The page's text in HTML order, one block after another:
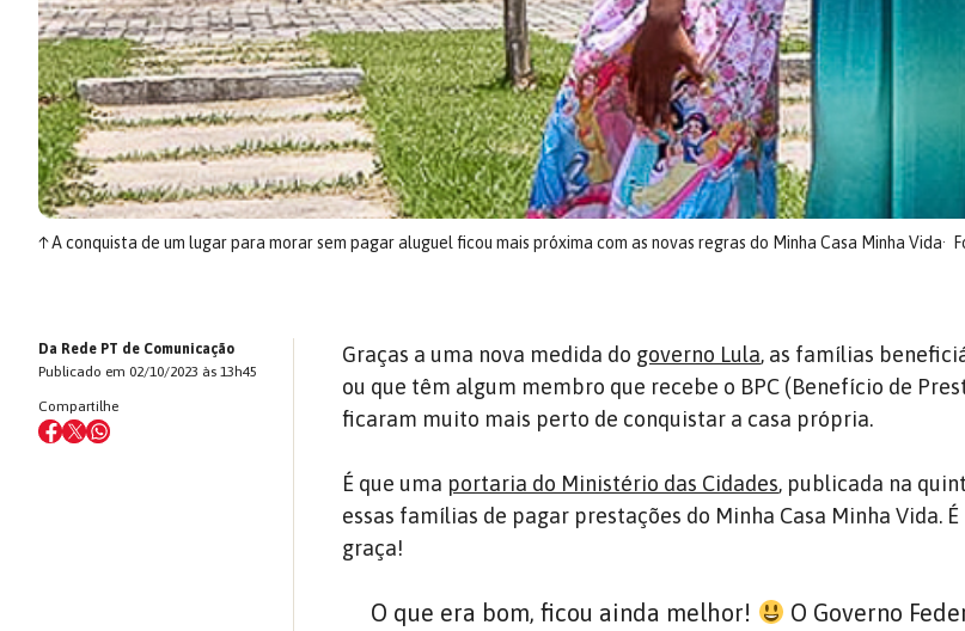
↑A conquista de um lugar para morar sem pagar aluguel ficou mais próxima com as novas regras do Minha Casa Minha Vida
Da Rede PT de Comunicação
Publicado em 02/10/2023 às 13h45
Compartilhe
Graças a uma nova medida do governo Lula, as famílias
ou que têm algum membro que recebe o BPC (Benefício de
ficaram muito mais perto de conquistar a casa própria.
É que uma portaria do Ministério das Cidades, publicada na
essas famílias de pagar prestações do Minha Casa Minha Vida.
graça!
O que era bom, ficou ainda melhor!
O Governo